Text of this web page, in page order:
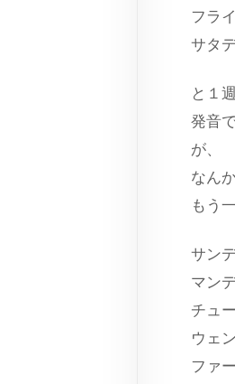
フラ
サタ
と１
発音
が、
なん
もう
サン
マン
チュ
ウェ
ファ